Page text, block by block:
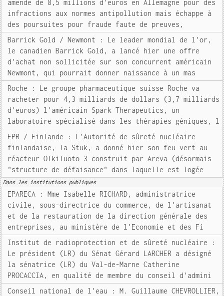
amende de 8,5 millions d'euros en Allemagne pour des
infractions aux normes antipollution mais échappe à
des poursuites pour fraude faute de preuves,
Barrick Gold / Newmont : Le leader mondial de l'or,
le canadien Barrick Gold, a lancé hier une offre
d'achat non sollicitée sur son concurrent américain
Newmont, qui pourrait donner naissance à un mas
Roche : Le groupe pharmaceutique suisse Roche va
racheter pour 4,3 milliards de dollars (3,7 milliards
d'euros) l'américain Spark Therapeutics, un
laboratoire spécialisé dans les thérapies géniques, l
EPR / Finlande : L'Autorité de sûreté nucléaire
finlandaise, la Stuk, a donné hier son feu vert au
réacteur Olkiluoto 3 construit par Areva (désormais
"structure de défaisance" dans laquelle est logée
Dans les institutions publiques
EPARECA : Mme Isabelle RICHARD, administratrice
civile, sous-directrice du commerce, de l'artisanat
et de la restauration de la direction générale des
entreprises, au ministère de l'Economie et des Fi
Institut de radioprotection et de sûreté nucléaire :
Le président (LR) du Sénat Gérard LARCHER a désigné
la sénatrice (LR) du Val-de-Marne Catherine
PROCACCIA, en qualité de membre du conseil d'admini
Conseil national de l'eau : M. Guillaume CHEVROLLIER,